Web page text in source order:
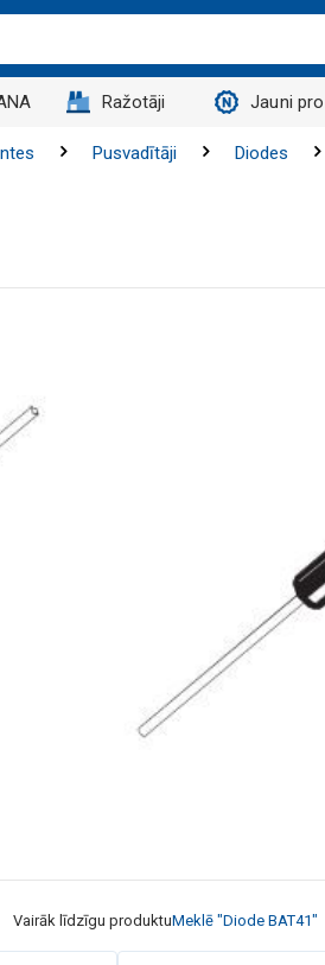
Ražotāji Jauni
Pusvadītāji Diodes
Vairāk līdzīgu produktuMeklē "Diode BAT41"